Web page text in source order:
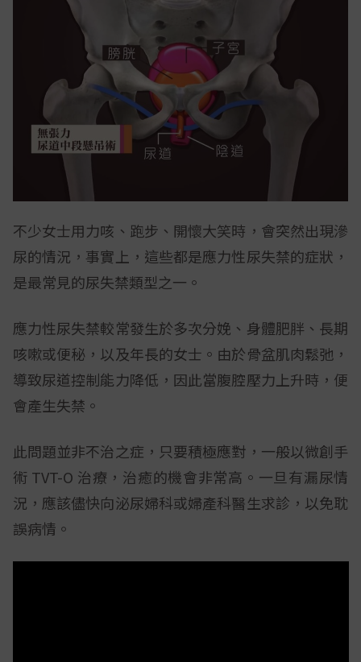
不少女士用力咳、跑步、開懷大笑時，會突然出現滲
尿的情況，事實上，這些都是應力性尿失禁的症狀，
是最常見的尿失禁類型之一。
應力性尿失禁較常發生於多次分娩、身體肥胖、長期
咳嗽或便秘，以及年長的女士。由於骨盆肌肉鬆弛，
導致尿道控制能力降低，因此當腹腔壓力上升時，便
會產生失禁。
此問題並非不治之症，只要積極應對，一般以微創手
術 TVT-O 治療，治癒的機會非常高。一旦有漏尿情
況，應該儘快向泌尿婦科或婦產科醫生求診，以免耽
誤病情。